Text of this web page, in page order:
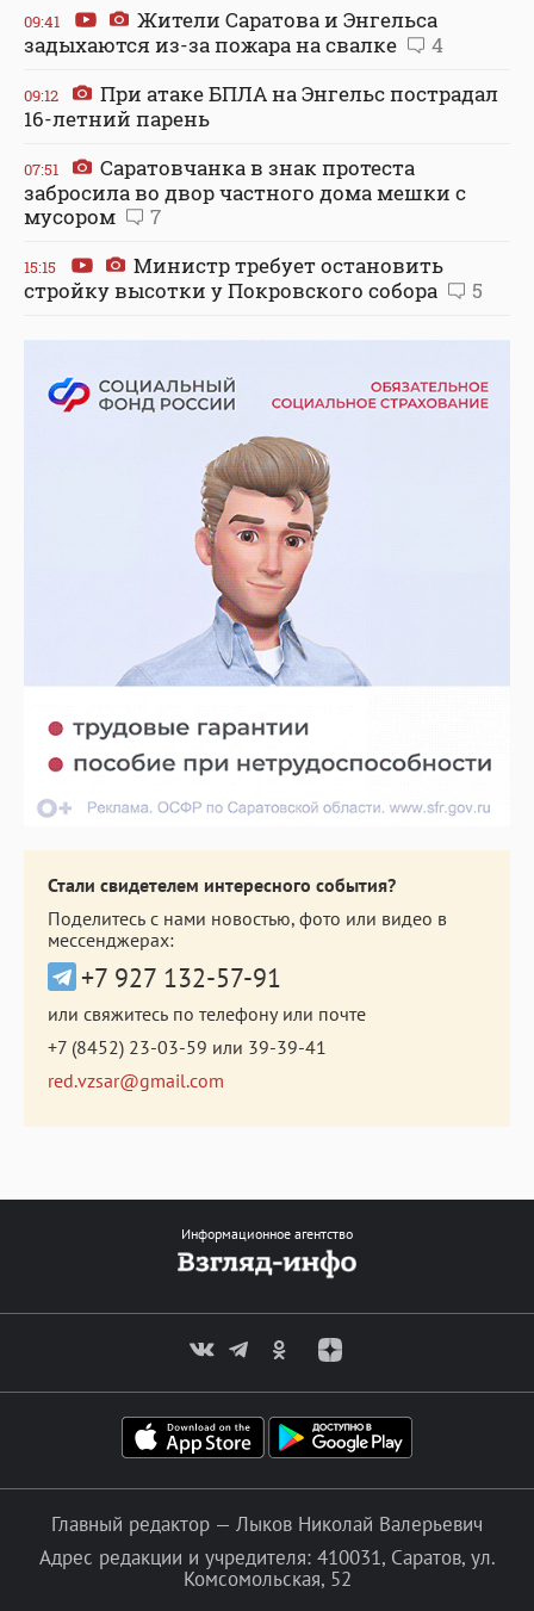
09:41
Жители Саратова и Энгельса
задыхаются из-за пожара на свалке
4
09:12
При атаке БПЛА на Энгельс пострадал
16-летний парень
07:51
Саратовчанка в знак протеста
забросила во двор частного дома мешки с
мусором
7
15:15
Министр требует остановить
стройку высотки у Покровского собора
5
Стали свидетелем интересного события?
Поделитесь с нами новостью, фото или видео в
мессенджерах:
+7 927 132-57-91
или свяжитесь по телефону или почте
+7 (8452) 23-03-59 или 39-39-41
red.vzsar@gmail.com
Информационное агентство
Главный редактор — Лыков Николай Валерьевич
Адрес редакции и учредителя: 410031, Саратов, ул.
Комсомольская, 52